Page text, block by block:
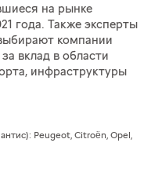
на рынке
года. Также эксперты
компании
вклад в области
инфраструктуры
Peugeot, Citroën, Opel,